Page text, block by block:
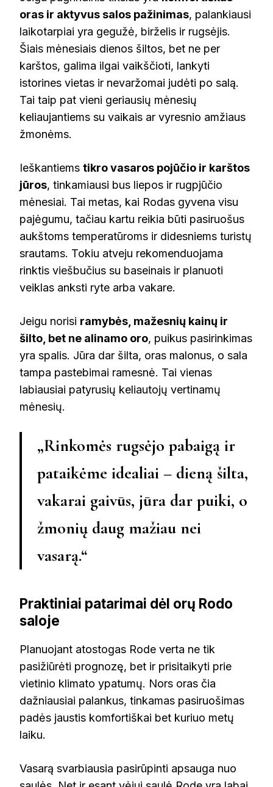
oras ir aktyvus salos pažinimas, palankiausi
laikotarpiai yra gegužė, birželis ir rugsėjis.
Šiais mėnesiais dienos šiltos, bet ne per
karštos, galima ilgai vaikščioti, lankyti
istorines vietas ir nevaržomai judėti po salą.
Tai taip pat vieni geriausių mėnesių
keliaujantiems su vaikais ar vyresnio amžiaus
žmonėms.
Ieškantiems tikro vasaros pojūčio ir karštos
jūros, tinkamiausi bus liepos ir rugpjūčio
mėnesiai. Tai metas, kai Rodas gyvena visu
pajėgumu, tačiau kartu reikia būti pasiruošus
aukštoms temperatūroms ir didesniems turistų
srautams. Tokiu atveju rekomenduojama
rinktis viešbučius su baseinais ir planuoti
veiklas anksti ryte arba vakare.
Jeigu norisi ramybės, mažesnių kainų ir
šilto, bet ne alinamo oro, puikus pasirinkimas
yra spalis. Jūra dar šilta, oras malonus, o sala
tampa pastebimai ramesnė. Tai vienas
labiausiai patyrusių keliautojų vertinamų
mėnesių.
„Rinkomės rugsėjo pabaigą ir
pataikėme idealiai – dieną šilta,
vakarai gaivūs, jūra dar puiki, o
žmonių daug mažiau nei
vasarą.“
Praktiniai patarimai dėl orų Rodo
saloje
Planuojant atostogas Rode verta ne tik
pasižiūrėti prognozę, bet ir prisitaikyti prie
vietinio klimato ypatumų. Nors oras čia
dažniausiai palankus, tinkamas pasiruošimas
padės jaustis komfortiškai bet kuriuo metų
laiku.
Vasarą svarbiausia pasirūpinti apsauga nuo